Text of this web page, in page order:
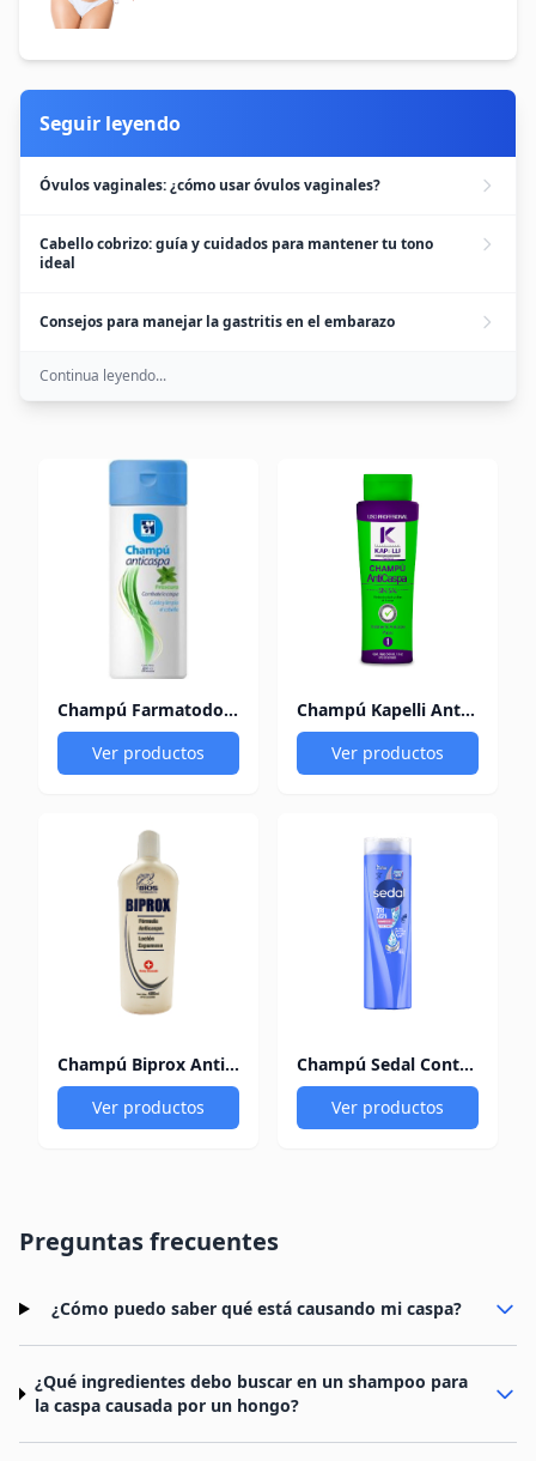
Seguir leyendo
Óvulos vaginales: ¿cómo usar óvulos vaginales?
Cabello cobrizo: guía y cuidados para mantener tu tono
ideal
Consejos para manejar la gastritis en el embarazo
Continua leyendo...
Champú Farmatodo Anticaspa Frescura 400ml
Ver productos
Champú Kapelli Anticaspa 240Ml
Ver productos
Champú Biprox Anticaspa Espumoso 400Ml
Ver productos
Champú Sedal Control Caspa x 340 ml
Ver productos
Preguntas frecuentes
¿Cómo puedo saber qué está causando mi caspa?
¿Qué ingredientes debo buscar en un shampoo para
la caspa causada por un hongo?